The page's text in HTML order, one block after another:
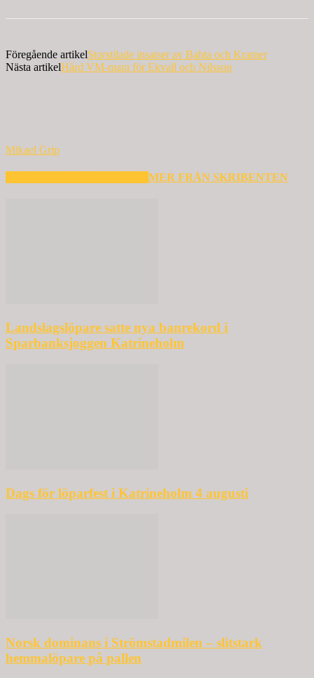
Föregående artikelStorstilade insatser av Bahta och Kramer
Nästa artikelHård VM-mara för Ekvall och Nilsson
Mikael Grip
MER FRÅN SKRIBENTEN
Landslagslöpare satte nya banrekord i
Sparbanksjoggen Katrineholm
Dags för löparfest i Katrineholm 4 augusti
Norsk dominans i Strömstadmilen – slitstark
hemmalöpare på pallen